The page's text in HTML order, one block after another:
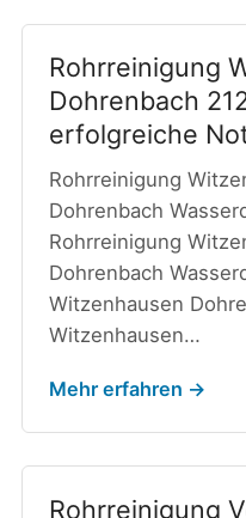
Rohrreinigung
Dohrenbach
erfolgreiche
Rohrreinigung
Dohrenbach
Rohrreinigung
Dohrenbach
Witzenhausen
Witzenhausen…
Mehr erfahren →
Rohrreinigung